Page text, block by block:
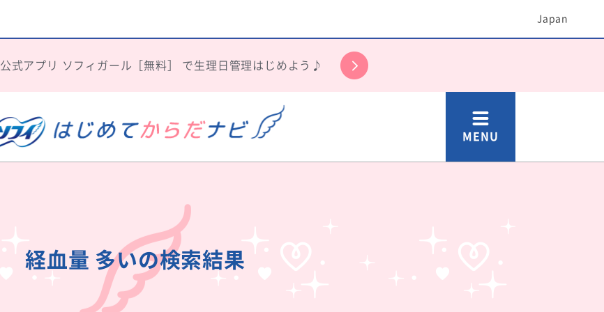
Japan
公式アプリ ソフィガール［無料］ で生理日管理はじめよう♪
MENU
経血量 多いの検索結果